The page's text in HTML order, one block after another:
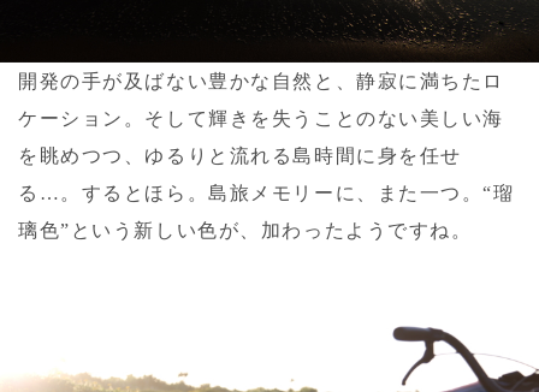
開発の手が及ばない豊かな自然と、静寂に満ちたロ
ケーション。そして輝きを失うことのない美しい海
を眺めつつ、ゆるりと流れる島時間に身を任せ
る…。するとほら。島旅メモリーに、また一つ。“瑠
璃色”という新しい色が、加わったようですね。